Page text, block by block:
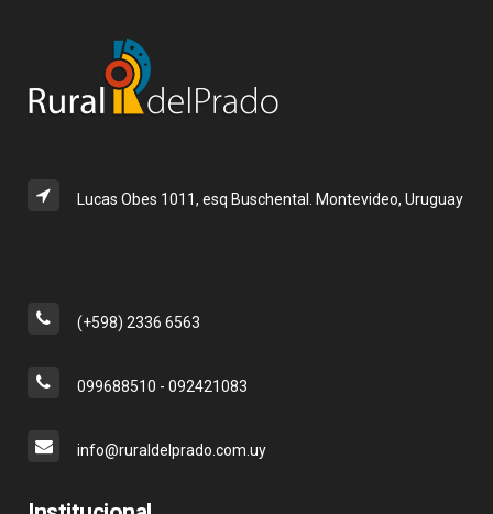
Lucas Obes 1011, esq Buschental. Montevideo, Uruguay
(+598) 2336 6563
099688510 - 092421083
info@ruraldelprado.com.uy